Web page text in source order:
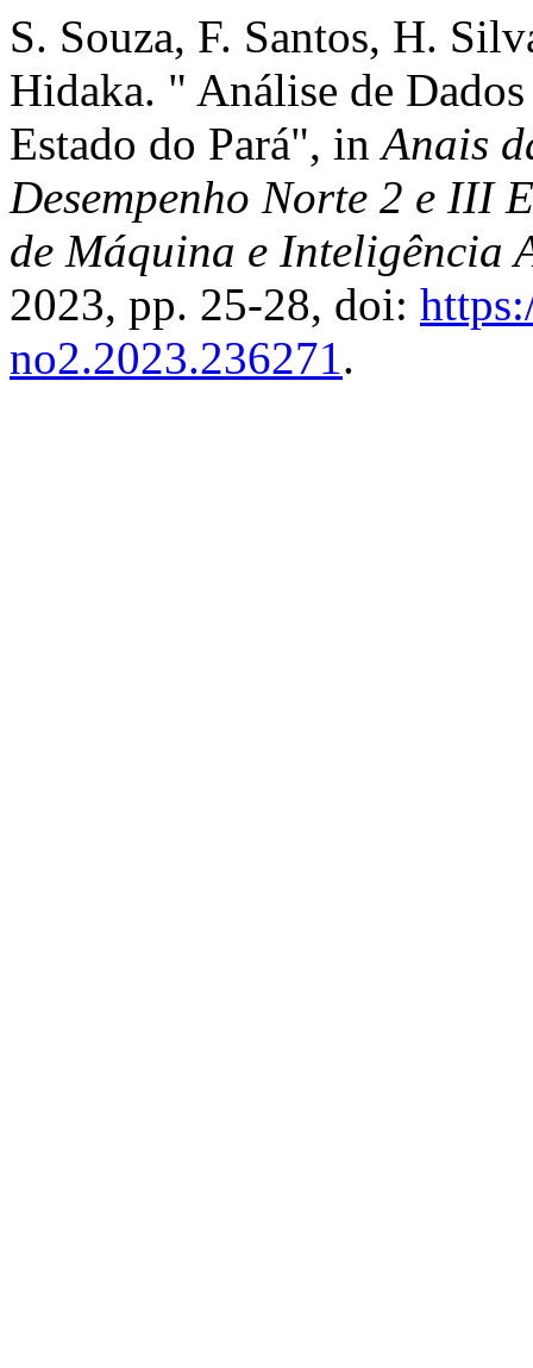
S. Souza, F. Santos, H.
Hidaka. " Análise de
Estado do Pará", inAnais
Desempenho Norte 2 e III
de Máquina e Inteligência
2023, pp. 25-28, doi:
no2.2023.236271.